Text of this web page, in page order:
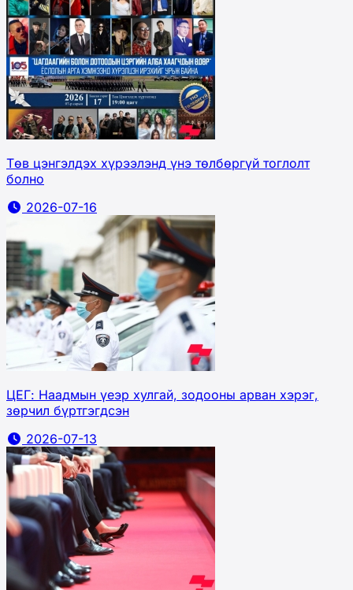
Төв цэнгэлдэх хүрээлэнд үнэ төлбөргүй тоглолт
болно
2026-07-16
ЦЕГ: Наадмын үеэр хулгай, зодооны арван хэрэг,
зөрчил бүртгэгдсэн
2026-07-13